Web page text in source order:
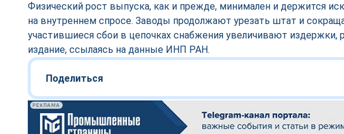
Физический рост выпуска, как и прежде, минимален и держится
на внутреннем спросе. Заводы продолжают урезать штат и
участившиеся сбои в цепочках снабжения увеличивают издержки,
издание, ссылаясь на данные ИНП РАН.
Поделиться
РЕКЛАМА